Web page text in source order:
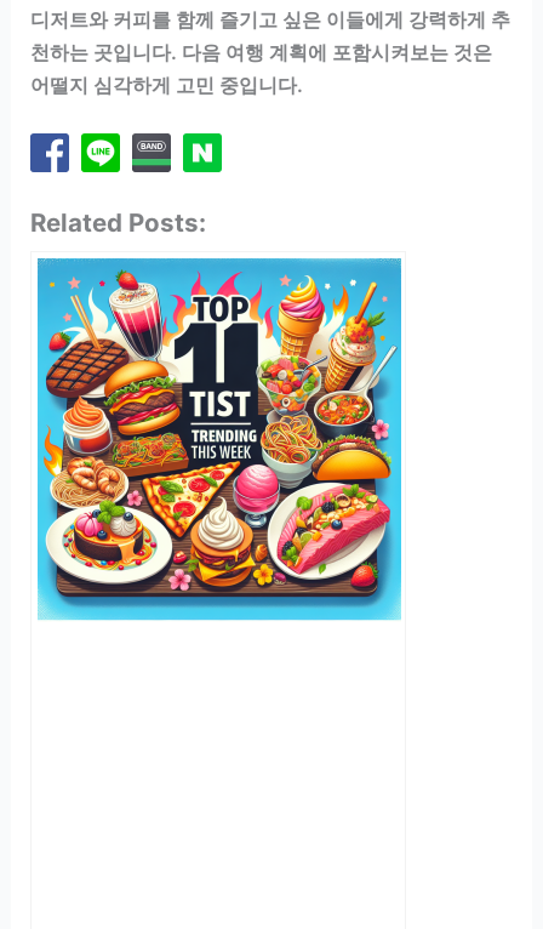
디저트와 커피를 함께 즐기고 싶은 이들에게 강력하게 추
천하는 곳입니다. 다음 여행 계획에 포함시켜보는 것은
어떨지 심각하게 고민 중입니다.
Related Posts: